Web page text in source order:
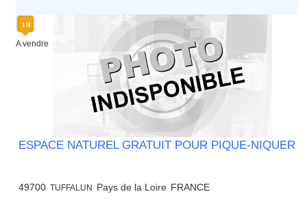
A vendre
ESPACE NATUREL GRATUIT POUR PIQUE-NIQUER
49700 TUFFALUN Pays de la Loire FRANCE